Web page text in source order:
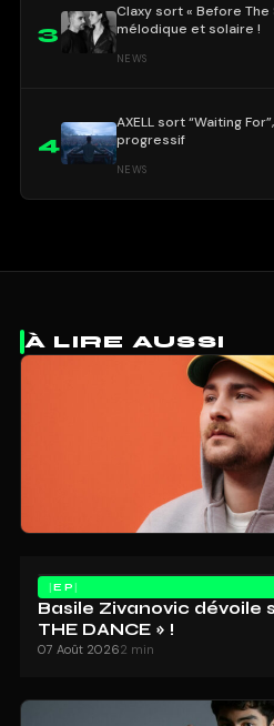
3
Claxy sort « Before The
mélodique et solaire !
NEWS
4
AXELL sort “Waiting
progressif
NEWS
À LIRE AUSSI
EP
Basile Zivanovic dévoile
THE DANCE » !
07 Août 20262 min